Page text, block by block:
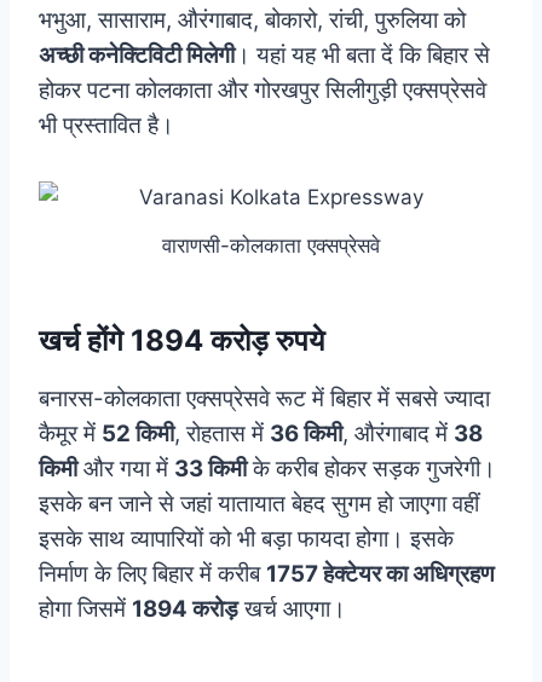
भभुआ, सासाराम, औरंगाबाद, बोकारो, रांची, पुरुलिया को
अच्छी कनेक्टिविटी मिलेगी। यहां यह भी बता दें कि बिहार से
होकर पटना कोलकाता और गोरखपुर सिलीगुड़ी एक्सप्रेसवे
भी प्रस्तावित है।
वाराणसी-कोलकाता एक्सप्रेसवे
खर्च होंगे 1894 करोड़ रुपये
बनारस-कोलकाता एक्सप्रेसवे रूट में बिहार में सबसे ज्यादा
कैमूर में 52 किमी, रोहतास में 36 किमी, औरंगाबाद में 38
किमीऔर गया में 33 किमीके करीब होकर सड़क गुजरेगी।
इसके बन जाने से जहां यातायात बेहद सुगम हो जाएगा वहीं
इसके साथ व्यापारियों को भी बड़ा फायदा होगा। इसके
निर्माण के लिए बिहार में करीब 1757 हेक्टेयर का अधिग्रहण
होगा जिसमें 1894 करोड़खर्च आएगा।